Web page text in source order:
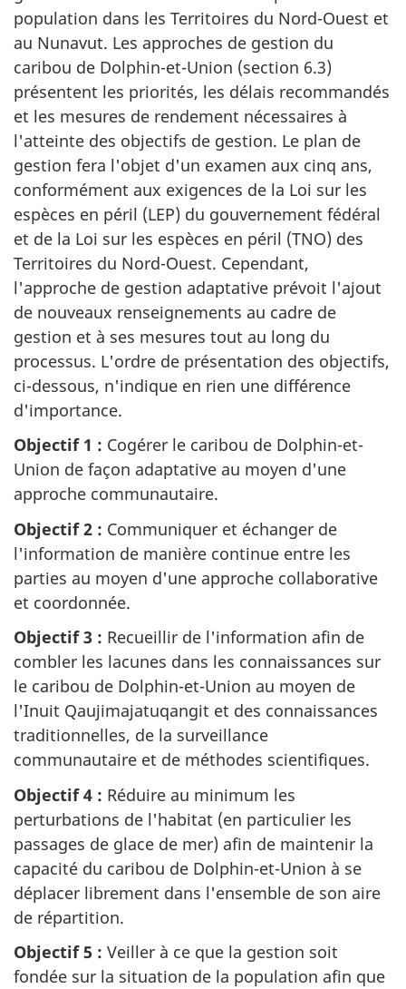
population dans les Territoires du Nord-Ouest et
au Nunavut. Les approches de gestion du
caribou de Dolphin-et-Union (section 6.3)
présentent les priorités, les délais recommandés
et les mesures de rendement nécessaires à
l'atteinte des objectifs de gestion. Le plan de
gestion fera l'objet d'un examen aux cinq ans,
conformément aux exigences de la Loi sur les
espèces en péril (LEP) du gouvernement fédéral
et de la Loi sur les espèces en péril (TNO) des
Territoires du Nord-Ouest. Cependant,
l'approche de gestion adaptative prévoit l'ajout
de nouveaux renseignements au cadre de
gestion et à ses mesures tout au long du
processus. L'ordre de présentation des objectifs,
ci-dessous, n'indique en rien une différence
d'importance.
Objectif 1 : Cogérer le caribou de Dolphin-et-
Union de façon adaptative au moyen d'une
approche communautaire.
Objectif 2 : Communiquer et échanger de
l'information de manière continue entre les
parties au moyen d'une approche collaborative
et coordonnée.
Objectif 3 : Recueillir de l'information afin de
combler les lacunes dans les connaissances sur
le caribou de Dolphin-et-Union au moyen de
l'Inuit Qaujimajatuqangit et des connaissances
traditionnelles, de la surveillance
communautaire et de méthodes scientifiques.
Objectif 4 : Réduire au minimum les
perturbations de l'habitat (en particulier les
passages de glace de mer) afin de maintenir la
capacité du caribou de Dolphin-et-Union à se
déplacer librement dans l'ensemble de son aire
de répartition.
Objectif 5 : Veiller à ce que la gestion soit
fondée sur la situation de la population afin que